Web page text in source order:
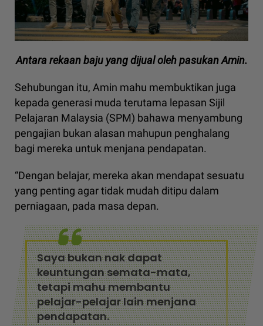
Antara rekaan baju yang dijual oleh pasukan Amin.
Sehubungan itu, Amin mahu membuktikan juga
kepada generasi muda terutama lepasan Sijil
Pelajaran Malaysia (SPM) bahawa menyambung
pengajian bukan alasan mahupun penghalang
bagi mereka untuk menjana pendapatan.
“Dengan belajar, mereka akan mendapat sesuatu
yang penting agar tidak mudah ditipu dalam
perniagaan, pada masa depan.
Saya bukan nak dapat
keuntungan semata-mata,
tetapi mahu membantu
pelajar-pelajar lain menjana
pendapatan.